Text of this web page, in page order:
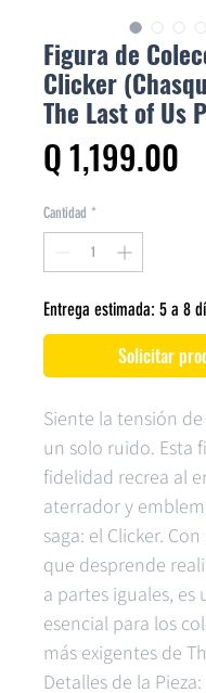
Figura de
Clicker
The Last of Us
Q 1,199.00
Cantidad *
Entrega estimada: 5 a 8
Solicitar
Siente la tensión
un solo ruido. Esta
fidelidad recrea al
aterrador y
saga: el Clicker.
que desprende
a partes iguales, es
esencial para los
más exigentes de
Detalles de la Pieza: